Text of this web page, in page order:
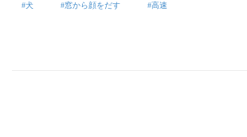
犬 窓から顔をだす 高速